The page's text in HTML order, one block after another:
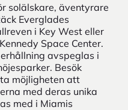
solälskare, äventyrare
Everglades
i Key West eller
Space Center.
avspeglas i
. Besök
möjligheten att
med deras unika
med i Miamis